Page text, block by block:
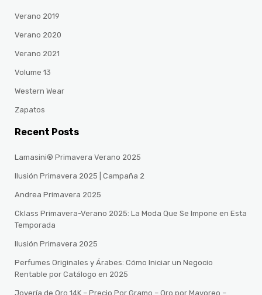
Verano 2019
Verano 2020
Verano 2021
Volume 13
Western Wear
Zapatos
Recent Posts
Lamasini® Primavera Verano 2025
Ilusión Primavera 2025 | Campaña 2
Andrea Primavera 2025
Cklass Primavera-Verano 2025: La Moda Que Se Impone en Esta
Temporada
Ilusión Primavera 2025
Perfumes Originales y Árabes: Cómo Iniciar un Negocio
Rentable por Catálogo en 2025
Joyería de Oro 14K – Precio Por Gramo – Oro por Mayoreo –